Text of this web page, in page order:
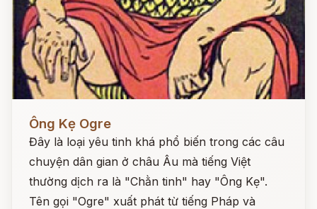
Đọc ngay
Ông Kẹ Ogre
Đây là loại yêu tinh khá phổ biến trong các câu
chuyện dân gian ở châu Âu mà tiếng Việt
thường dịch ra là "Chằn tinh" hay "Ông Kẹ".
Tên gọi "Ogre" xuất phát từ tiếng Pháp và